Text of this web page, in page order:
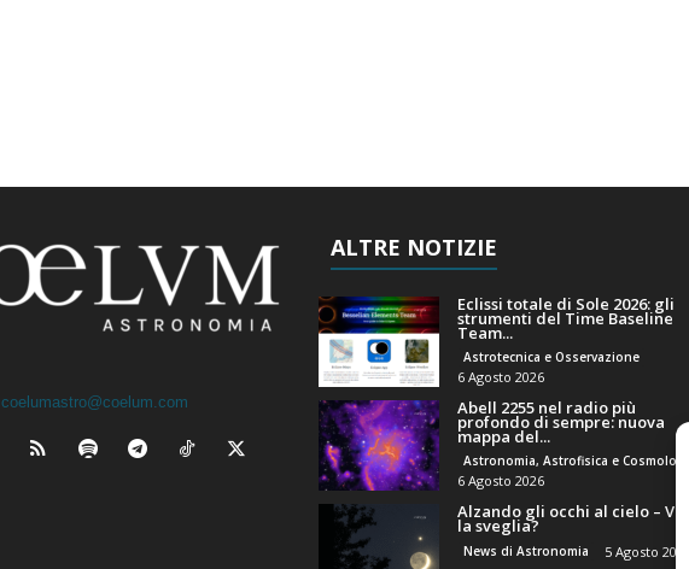
coelumastro@coelum.com
ALTRE NOTIZIE
Eclissi totale di Sole 2026: gli
strumenti del Time Baseline
Team...
Astrotecnica e Osservazione
6 Agosto 2026
Abell 2255 nel radio più
profondo di sempre: nuova
mappa del...
Astronomia, Astrofisica e Cosmologia
6 Agosto 2026
Alzando gli occhi al cielo – Vale
la sveglia?
News di Astronomia 5 Agosto 2026